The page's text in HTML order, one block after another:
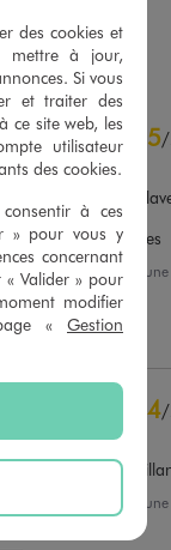
AU PANIER
5/
vérifié et récompensé
lavé à la machine à
le collant
ont bien tenues
29/05/2026
, suite à
parR.B.
Signaler
4/
vérifié et récompensé
collant solide et
, suite à
parMuriel F.
des cookies et
mettre à jour,
Si vous
et traiter des
ce site web, les
utilisateur
des cookies.
à ces
» pour vous y
concernant
Valider » pour
modifier
« Gestion